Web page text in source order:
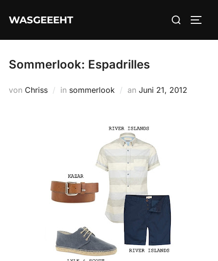
InhaltWASGEEEHT
Suchen
Sommerlook: Espadrilles
von Chriss in sommerlook an Veröffentlicht
Juni 21, 2012